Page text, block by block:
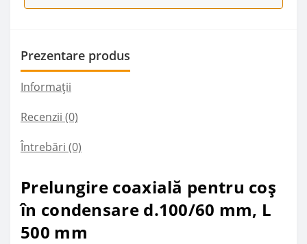
Prezentare produs
Informații
Recenzii (0)
Întrebări (0)
Prelungire coaxială pentru coș
în condensare d.100/60 mm, L
500 mm